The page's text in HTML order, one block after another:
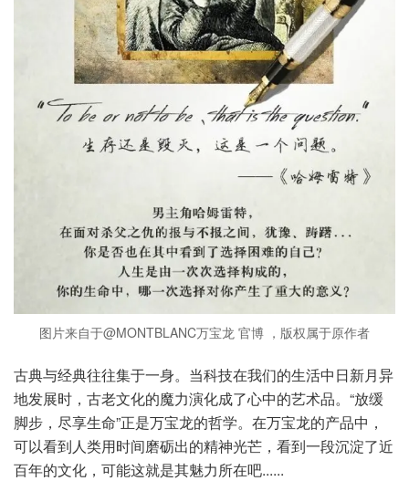
图片来自于@MONTBLANC万宝龙 官博 ，版权属于原作者
古典与经典往往集于一身。当科技在我们的生活中日新月异
地发展时，古老文化的魔力演化成了心中的艺术品。“放缓
脚步，尽享生命”正是万宝龙的哲学。在万宝龙的产品中，
可以看到人类用时间磨砺出的精神光芒，看到一段沉淀了近
百年的文化，可能这就是其魅力所在吧......